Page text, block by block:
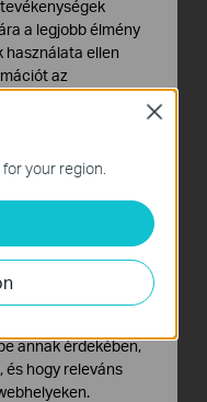
your region.
Close
a legjobb élmény
használata ellen
az
szükségesek,
számunkra, hogy
tevékenységeit, hogy
működését.
annak érdekében,
és hogy releváns